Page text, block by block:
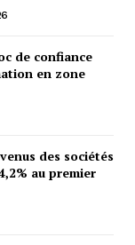
de confiance
en zone
des sociétés
au premier